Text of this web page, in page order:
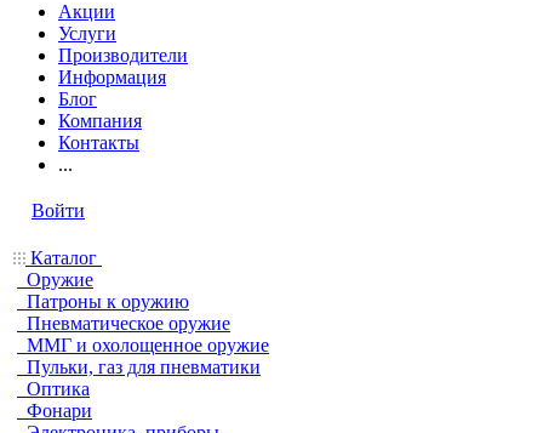
Акции
Услуги
Производители
Информация
Блог
Компания
Контакты
...
Войти
Каталог
Оружие
Патроны к оружию
Пневматическое оружие
ММГ и охолощенное оружие
Пульки, газ для пневматики
Оптика
Фонари